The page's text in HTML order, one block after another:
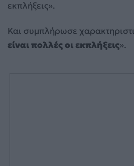
εκπλήξεις».
Και συμπλήρωσε
είναι πολλές οι εκπλήξεις».